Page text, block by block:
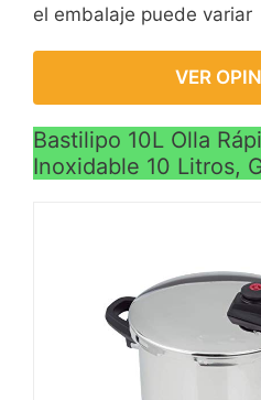
el embalaje puede variar
VER
Bastilipo 10L Olla
Inoxidable 10 Litros,